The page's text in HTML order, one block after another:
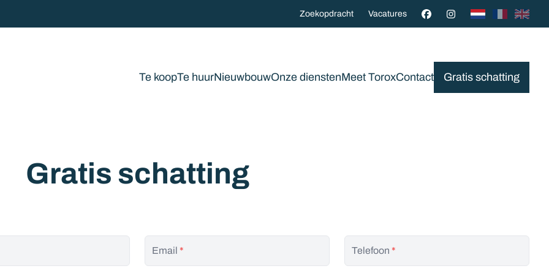
Zoekopdracht Vacatures
Te koopTe huurNieuwbouwOnze dienstenMeet ToroxContact Gratis schatting
Gratis schatting
Email * Telefoon *